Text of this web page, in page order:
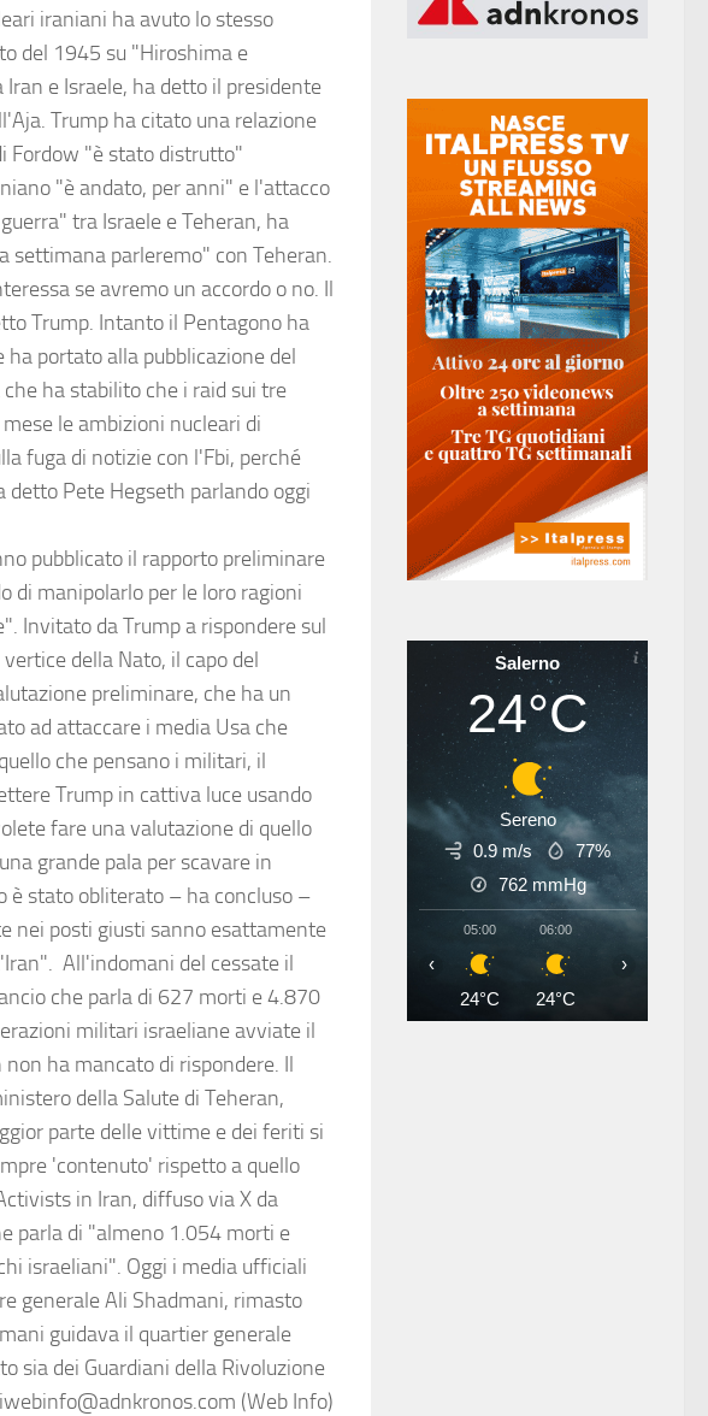
iraniani ha avuto lo stesso
del 1945 su "Hiroshima e
e Israele, ha detto il presidente
Trump ha citato una relazione
Fordow "è stato distrutto"
"è andato, per anni" e l'attacco
tra Israele e Teheran, ha
settimana parleremo" con Teheran.
se avremo un accordo o no. Il
Trump. Intanto il Pentagono ha
portato alla pubblicazione del
ha stabilito che i raid sui tre
le ambizioni nucleari di
fuga di notizie con l'Fbi, perché
Pete Hegseth parlando oggi
pubblicato il rapporto preliminare
di manipolarlo per le loro ragioni
Invitato da Trump a rispondere sul
della Nato, il capo del
preliminare, che ha un
ad attaccare i media Usa che
che pensano i militari, il
Trump in cattiva luce usando
fare una valutazione di quello
grande pala per scavare in
è stato obliterato – ha concluso –
nei posti giusti sanno esattamente
All'indomani del cessate il
che parla di 627 morti e 4.870
militari israeliane avviate il
ha mancato di rispondere. Il
della Salute di Teheran,
parte delle vittime e dei feriti si
'contenuto' rispetto a quello
in Iran, diffuso via X da
parla di "almeno 1.054 morti e
israeliani". Oggi i media ufficiali
generale Ali Shadmani, rimasto
guidava il quartier generale
sia dei Guardiani della Rivoluzione
(Web Info)
Salerno
24°C
Sereno
0.9 m/s
77%
762 mmHg
05:00
24°C
06:00
24°C
‹ ›